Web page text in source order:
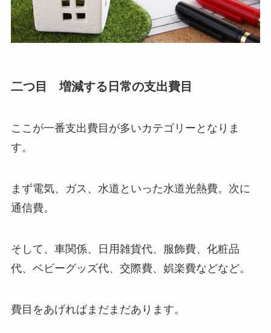
二つ目 増減する日常の支出費目
ここが一番支出費目が多いカテゴリーとなりま
す。
まず電気、ガス、水道といった水道光熱費。次に
通信費。
そして、車関係、日用雑貨代、服飾費、化粧品
代、ベビーグッズ代、交際費、娯楽費などなど。
費目をあげればまだまだあります。